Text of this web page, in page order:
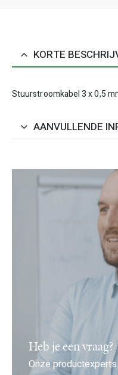
KORTE
Stuurstroomkabel 3 x 0,5
AANVULLENDE
Heb je een vraag?
Onze